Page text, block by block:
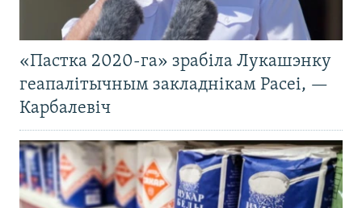
«Пастка 2020-га» зрабіла Лукашэнку
геапалітычным закладнікам Расеі, —
Карбалевіч